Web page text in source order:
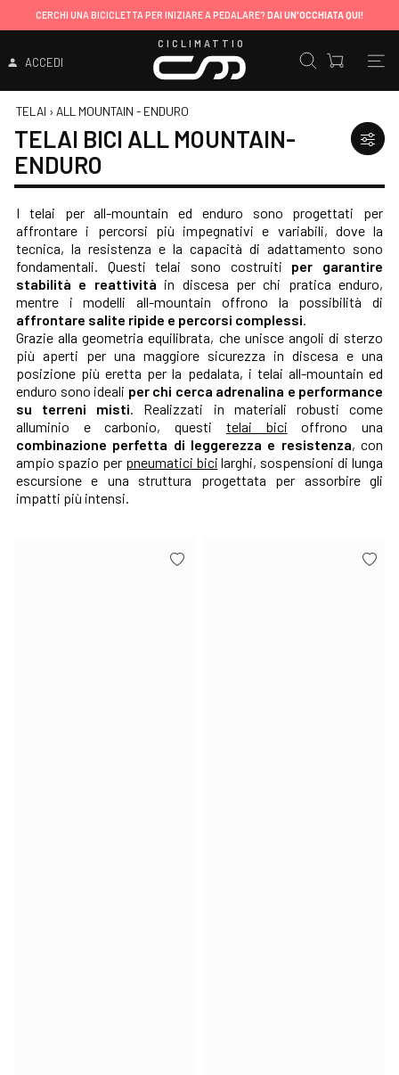
CERCHI UNA BICICLETTA PER INIZIARE A PEDALARE? DAI UN'OCCHIATA QUI!
ACCEDI
CICLIMATTIO
TELAI › ALL MOUNTAIN - ENDURO
TELAI BICI ALL MOUNTAIN-
ENDURO
I telai per all-mountain ed enduro sono progettati per
affrontare i percorsi più impegnativi e variabili, dove la
tecnica, la resistenza e la capacità di adattamento sono
fondamentali. Questi telai sono costruiti per garantire
stabilità e reattività in discesa per chi pratica enduro,
mentre i modelli all-mountain offrono la possibilità di
affrontare salite ripide e percorsi complessi.
Grazie alla geometria equilibrata, che unisce angoli di sterzo
più aperti per una maggiore sicurezza in discesa e una
posizione più eretta per la pedalata, i telai all-mountain ed
enduro sono ideali per chi cerca adrenalina e performance
su terreni misti. Realizzati in materiali robusti come
alluminio e carbonio, questi telai bici offrono una
combinazione perfetta di leggerezza e resistenza, con
ampio spazio per pneumatici bici larghi, sospensioni di lunga
escursione e una struttura progettata per assorbire gli
impatti più intensi.